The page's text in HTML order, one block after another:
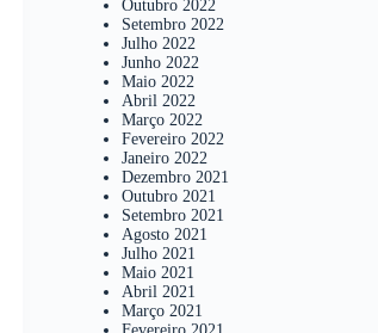
Outubro 2022
Setembro 2022
Julho 2022
Junho 2022
Maio 2022
Abril 2022
Março 2022
Fevereiro 2022
Janeiro 2022
Dezembro 2021
Outubro 2021
Setembro 2021
Agosto 2021
Julho 2021
Maio 2021
Abril 2021
Março 2021